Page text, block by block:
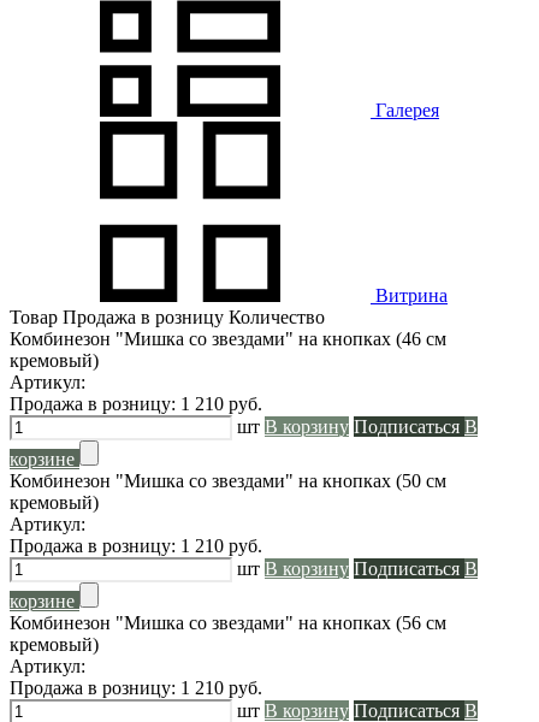
Галерея
Витрина
Товар Продажа в розницу Количество
Комбинезон "Мишка со звездами" на кнопках (46 см
кремовый)
Артикул:
Продажа в розницу: 1 210 руб.
шт В корзину Подписаться В
корзине
Комбинезон "Мишка со звездами" на кнопках (50 см
кремовый)
Артикул:
Продажа в розницу: 1 210 руб.
шт В корзину Подписаться В
корзине
Комбинезон "Мишка со звездами" на кнопках (56 см
кремовый)
Артикул:
Продажа в розницу: 1 210 руб.
шт В корзину Подписаться В